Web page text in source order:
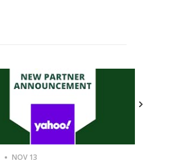
NOV 13